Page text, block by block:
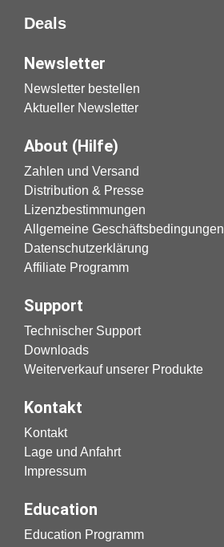
Deals
Newsletter
Newsletter bestellen
Aktueller Newsletter
About (Hilfe)
Zahlen und Versand
Distribution & Presse
Lizenzbestimmungen
Allgemeine Geschäftsbedingungen
Datenschutzerklärung
Affiliate Programm
Support
Technischer Support
Downloads
Weiterverkauf unserer Produkte
Kontakt
Kontakt
Lage und Anfahrt
Impressum
Education
Education Programm